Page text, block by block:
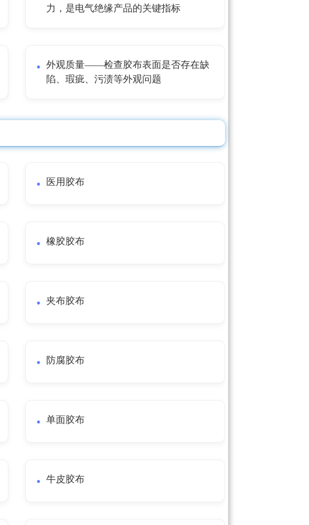
力，是电气绝缘产品的关键指标
外观质量——检查胶布表面是否存在缺
陷、瑕疵、污渍等外观问题
医用胶布
橡胶胶布
夹布胶布
防腐胶布
单面胶布
牛皮胶布